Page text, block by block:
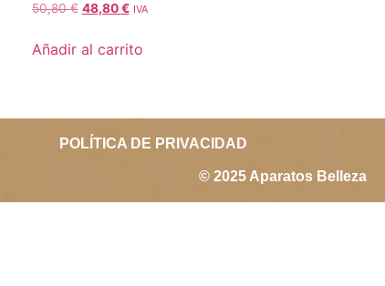
50,80€ 48,80€ IVA
Añadir al carrito
POLÍTICA DE PRIVACIDAD
© 2025 Aparatos Belleza